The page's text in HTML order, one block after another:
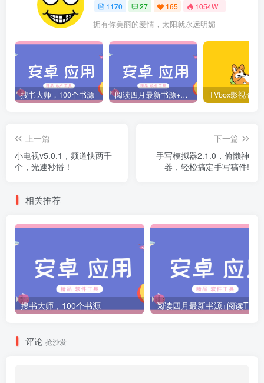
1170 27 165 1054W+
拥有你美丽的爱情，太阳就永远明媚
搜书大师，100个书源 阅读四月最新书源+阅读TTS语音引擎安装教程
上一篇
小电视v5.0.1，频道快两千
个，光速秒播！
下一篇
手写模拟器2.1.0，偷懒神
器，轻松搞定手写稿件!
相关推荐
搜书大师，100个书源
评论 抢沙发